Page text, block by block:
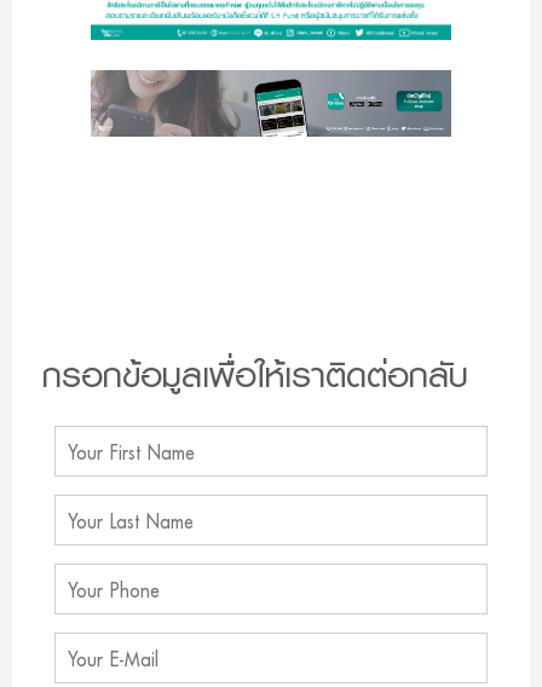
กรอกข้อมูลเพื่อให้เราติดต่อกลับ